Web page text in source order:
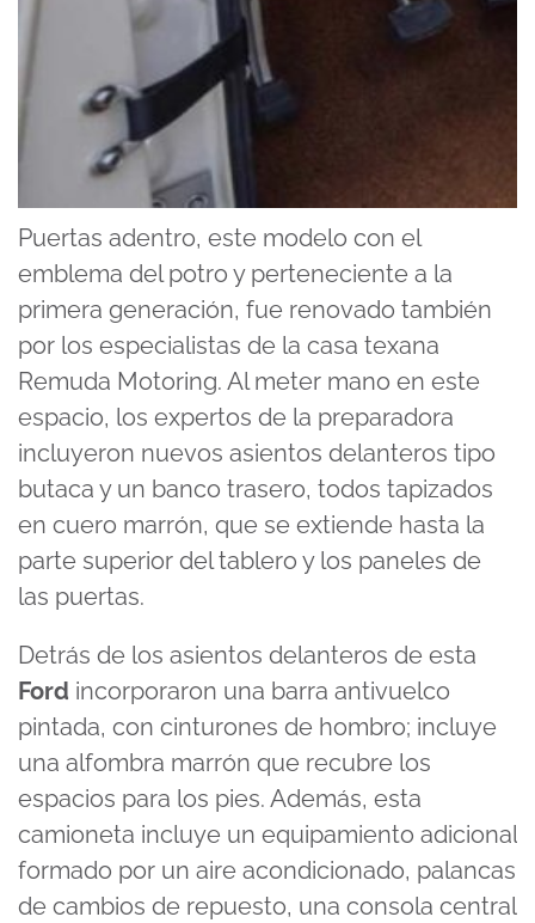
Puertas adentro, este modelo con el
emblema del potro y perteneciente a la
primera generación, fue renovado también
por los especialistas de la casa texana
Remuda Motoring. Al meter mano en este
espacio, los expertos de la preparadora
incluyeron nuevos asientos delanteros tipo
butaca y un banco trasero, todos tapizados
en cuero marrón, que se extiende hasta la
parte superior del tablero y los paneles de
las puertas.
Detrás de los asientos delanteros de esta
Ford incorporaron una barra antivuelco
pintada, con cinturones de hombro; incluye
una alfombra marrón que recubre los
espacios para los pies. Además, esta
camioneta incluye un equipamiento adicional
formado por un aire acondicionado, palancas
de cambios de repuesto, una consola central